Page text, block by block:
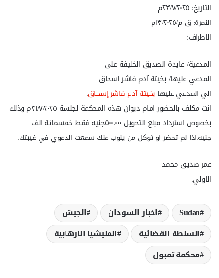
التاريخ: ٢٣/٧/٢٠٢٥م
النمرة: ق م/١٣/٢٠٢٥م
الاطراف:
المدعية/ عايدة الصديق الخليفة على
المدعي عليها/ بخيتة آدم فاشر اسحاق
الي المدعي عليها بخيتة آدم فاشر إسحاق.
انت مكلف بالحضور امام ديوان هذه المحكمة لجلسة ٣١/٧/٢٠٢٥م وذلك
بخصوص استرداد مبلع التحويل ٥٠٠.٠٠٠جنيه فقط خمسمائة الف
جنيه.اذا لم تحضر او توكل من ينوب عنك سمعت الدعوي في غيبتك.
عمر صديق محمد
الاولي.
Sudan اخبار السودان
الجيش
السلطة القضائية
المليشيا الارھابية
محكمة تمبول